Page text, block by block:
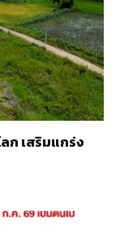
ก เสริมแกร่ง